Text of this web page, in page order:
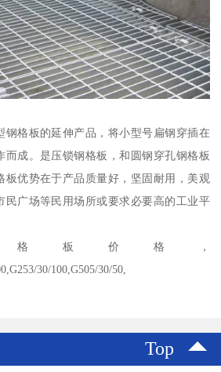
钢格板的延伸产品，将小型号扁钢穿插在
而成。是压锁钢格板，和圆钢穿孔钢格板
板优势在于产品质量好，坚固耐用，美观
民广场等民用场所或要求必要高的工业平
板价格，
30/100,G505/30/50,
Top